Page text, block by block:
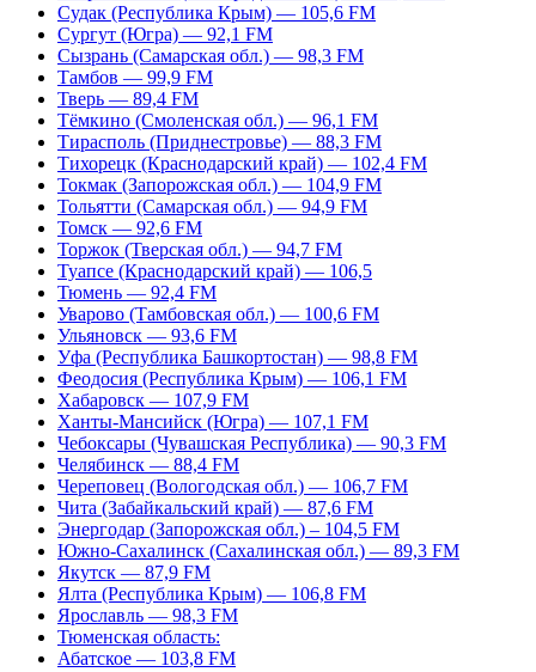
Судак (Республика Крым) — 105,6 FM
Сургут (Югра) — 92,1 FM
Сызрань (Самарская обл.) — 98,3 FM
Тамбов — 99,9 FM
Тверь — 89,4 FM
Тёмкино (Смоленская обл.) — 96,1 FM
Тирасполь (Приднестровье) — 88,3 FM
Тихорецк (Краснодарский край) — 102,4 FM
Токмак (Запорожская обл.) — 104,9 FM
Тольятти (Самарская обл.) — 94,9 FM
Томск — 92,6 FM
Торжок (Тверская обл.) — 94,7 FM
Туапсе (Краснодарский край) — 106,5
Тюмень — 92,4 FM
Уварово (Тамбовская обл.) — 100,6 FM
Ульяновск — 93,6 FM
Уфа (Республика Башкортостан) — 98,8 FM
Феодосия (Республика Крым) — 106,1 FM
Хабаровск — 107,9 FM
Ханты-Мансийск (Югра) — 107,1 FM
Чебоксары (Чувашская Республика) — 90,3 FM
Челябинск — 88,4 FM
Череповец (Вологодская обл.) — 106,7 FM
Чита (Забайкальский край) — 87,6 FM
Энергодар (Запорожская обл.) – 104,5 FM
Южно-Сахалинск (Сахалинская обл.) — 89,3 FM
Якутск — 87,9 FM
Ялта (Республика Крым) — 106,8 FM
Ярославль — 98,3 FM
Тюменская область:
Абатское — 103,8 FM